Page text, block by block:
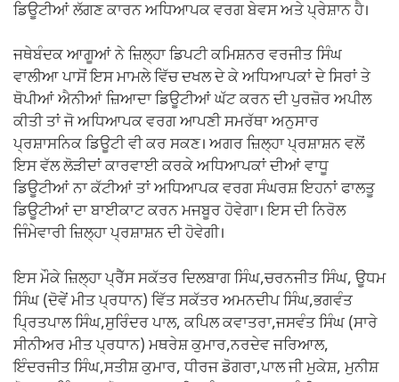
ਡਿਊਟੀਆਂ ਲੱਗਣ ਕਾਰਨ ਅਧਿਆਪਕ ਵਰਗ ਬੇਵਸ ਅਤੇ ਪ੍ਰੇਸ਼ਾਨ ਹੈ।
ਜਥੇਬੰਦਕ ਆਗੂਆਂ ਨੇ ਜ਼ਿਲ੍ਹਾ ਡਿਪਟੀ ਕਮਿਸ਼ਨਰ ਵਰਜੀਤ ਸਿੰਘ
ਵਾਲੀਆ ਪਾਸੋਂ ਇਸ ਮਾਮਲੇ ਵਿੱਚ ਦਖਲ ਦੇ ਕੇ ਅਧਿਆਪਕਾਂ ਦੇ ਸਿਰਾਂ ਤੇ
ਥੋਪੀਆਂ ਐਨੀਆਂ ਜ਼ਿਆਦਾ ਡਿਊਟੀਆਂ ਘੱਟ ਕਰਨ ਦੀ ਪੁਰਜ਼ੋਰ ਅਪੀਲ
ਕੀਤੀ ਤਾਂ ਜੋ ਅਧਿਆਪਕ ਵਰਗ ਆਪਣੀ ਸਮਰੱਥਾ ਅਨੁਸਾਰ
ਪ੍ਰਸ਼ਾਸਨਿਕ ਡਿਊਟੀ ਵੀ ਕਰ ਸਕਣ। ਅਗਰ ਜ਼ਿਲ੍ਹਾ ਪ੍ਰਸ਼ਾਸ਼ਨ ਵਲੋਂ
ਇਸ ਵੱਲ ਲੋੜੀਦਾਂ ਕਾਰਵਾਈ ਕਰਕੇ ਅਧਿਆਪਕਾਂ ਦੀਆਂ ਵਾਧੂ
ਡਿਊਟੀਆਂ ਨਾ ਕੱਟੀਆਂ ਤਾਂ ਅਧਿਆਪਕ ਵਰਗ ਸੰਘਰਸ਼ ਇਹਨਾਂ ਫਾਲਤੂ
ਡਿਊਟੀਆਂ ਦਾ ਬਾਈਕਾਟ ਕਰਨ ਮਜਬੂਰ ਹੋਵੇਗਾ। ਇਸ ਦੀ ਨਿਰੋਲ
ਜਿੰਮੇਵਾਰੀ ਜ਼ਿਲ੍ਹਾ ਪ੍ਰਸ਼ਾਸ਼ਨ ਦੀ ਹੋਵੇਗੀ।
ਇਸ ਮੌਕੇ ਜ਼ਿਲ੍ਹਾ ਪ੍ਰੈੱਸ ਸਕੱਤਰ ਦਿਲਬਾਗ ਸਿੰਘ,ਚਰਨਜੀਤ ਸਿੰਘ, ਊਧਮ
ਸਿੰਘ (ਦੋਵੇਂ ਮੀਤ ਪ੍ਰਧਾਨ) ਵਿੱਤ ਸਕੱਤਰ ਅਮਨਦੀਪ ਸਿੰਘ,ਭਗਵੰਤ
ਪ੍ਰਿਤਪਾਲ ਸਿੰਘ,ਸੁਰਿੰਦਰ ਪਾਲ, ਕਪਿਲ ਕਵਾਤਰਾ,ਜਸਵੰਤ ਸਿੰਘ (ਸਾਰੇ
ਸੀਨੀਅਰ ਮੀਤ ਪ੍ਰਧਾਨ) ਮਥਰੇਸ਼ ਕੁਮਾਰ,ਨਰਦੇਵ ਜਰਿਆਲ,
ਇੰਦਰਜੀਤ ਸਿੰਘ,ਸਤੀਸ਼ ਕੁਮਾਰ, ਧੀਰਜ ਡੋਗਰਾ,ਪਾਲ ਜੀ ਮੁਕੇਸ਼, ਮੁਨੀਸ਼